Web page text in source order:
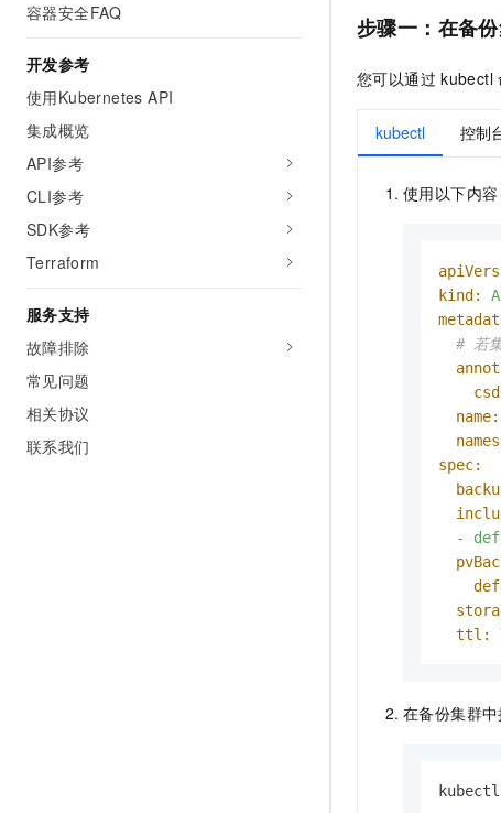
容器安全FAQ
开发参考
使用Kubernetes API
集成概览
API参考
CLI参考
SDK参考
Terraform
服务支持
故障排除
常见问题
相关协议
联系我们
步骤一：在备
您可以通过 kubectl
kubectl 控制
使用以下内
kind:
# 若
name:
spec:
-
ttl:
在备份集群